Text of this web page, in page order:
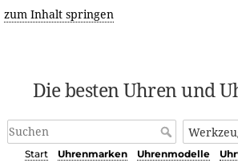
zum Inhalt springen
Die besten Uhren und
Start Uhrenmarken Uhrenmodelle